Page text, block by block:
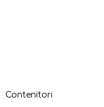
Contenitori